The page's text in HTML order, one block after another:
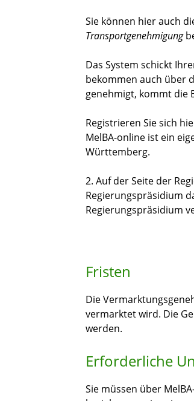
Sie können hier auch
Transportgenehmigung
Das System schickt
bekommen auch über
genehmigt, kommt die
Registrieren Sie sich
MelBA-online ist ein
Württemberg.
2. Auf der Seite der
Regierungspräsidium
Regierungspräsidium
Fristen
Die
vermarktet wird. Die
werden.
Erforderliche
Sie müssen über